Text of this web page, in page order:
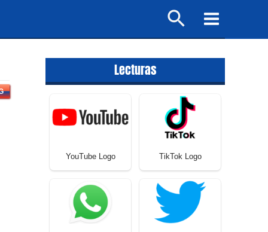
Buscar
Main
Menu
Lecturas
YouTube Logo TikTok Logo